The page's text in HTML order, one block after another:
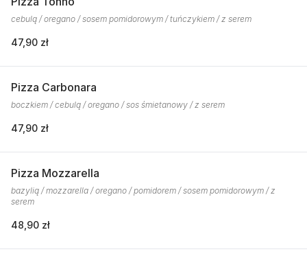
cebulą / oregano / sosem pomidorowym / tuńczykiem / z serem
47,90 zł
Pizza Carbonara
boczkiem / cebulą / oregano / sos śmietanowy / z serem
47,90 zł
Pizza Mozzarella
bazylią / mozzarella / oregano / pomidorem / sosem pomidorowym / z
serem
48,90 zł